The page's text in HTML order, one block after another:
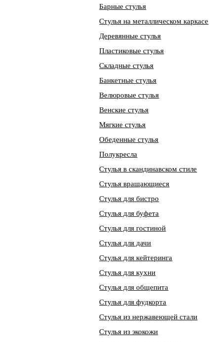
Барные стулья
Стулья на металлическом каркасе
Деревянные стулья
Пластиковые стулья
Складные стулья
Банкетные стулья
Велюровые стулья
Венские стулья
Мягкие стулья
Обеденные стулья
Полукресла
Стулья в скандинавском стиле
Стулья вращающиеся
Стулья для бистро
Стулья для буфета
Стулья для гостиной
Стулья для дачи
Стулья для кейтеринга
Стулья для кухни
Стулья для общепита
Стулья для фудкорта
Стулья из нержавеющей стали
Стулья из экокожи